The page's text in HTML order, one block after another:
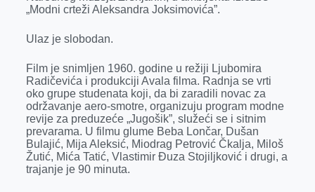
o
k
g
I
p
„Modni crteži Aleksandra Joksimovića”.
Ulaz je slobodan.
Film je snimljen 1960. godine u režiji Ljubomira
Radičevića i produkciji Avala filma. Radnja se vrti
oko grupe studenata koji, da bi zaradili novac za
održavanje aero-smotre, organizuju program modne
revije za preduzeće „Jugošik”, služeći se i sitnim
prevarama. U filmu glume Beba Lončar, Dušan
Bulajić, Mija Aleksić, Miodrag Petrović Čkalja, Miloš
Žutić, Mića Tatić, Vlastimir Đuza Stojiljković i drugi, a
trajanje je 90 minuta.